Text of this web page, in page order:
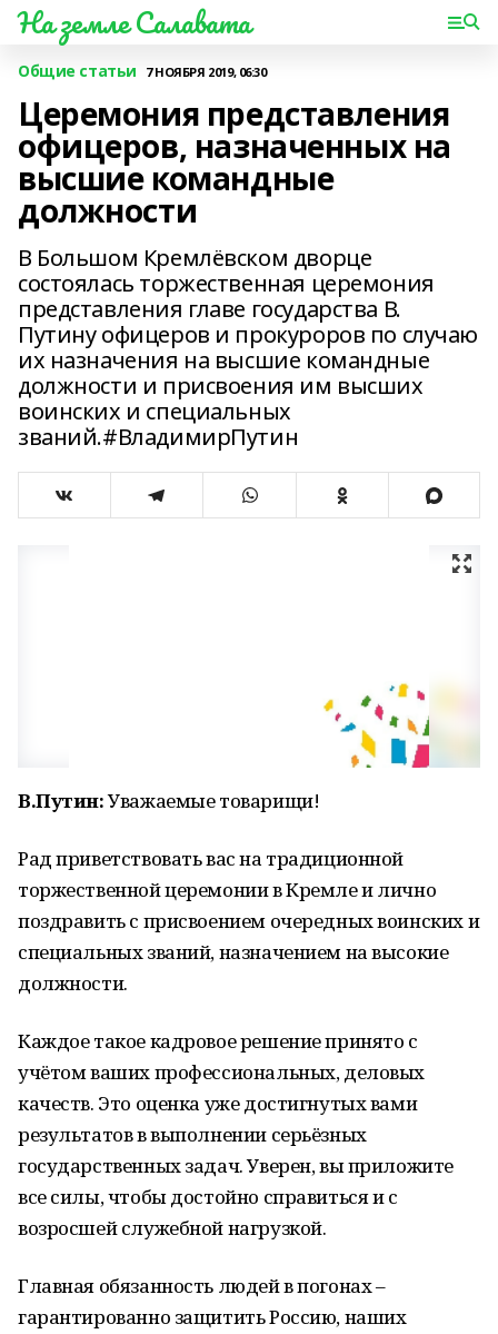
На земле Салавата
Общие статьи 7 НОЯБРЯ 2019, 06:30
Церемония представления
офицеров, назначенных на
высшие командные
должности
В Большом Кремлёвском дворце
состоялась торжественная церемония
представления главе государства В.
Путину офицеров и прокуроров по случаю
их назначения на высшие командные
должности и присвоения им высших
воинских и специальных
званий.#ВладимирПутин
В.Путин:Уважаемые товарищи!
Рад приветствовать вас на традиционной
торжественной церемонии в Кремле и лично
поздравить с присвоением очередных воинских и
специальных званий, назначением на высокие
должности.
Каждое такое кадровое решение принято с
учётом ваших профессиональных, деловых
качеств. Это оценка уже достигнутых вами
результатов в выполнении серьёзных
государственных задач. Уверен, вы приложите
все силы, чтобы достойно справиться и с
возросшей служебной нагрузкой.
Главная обязанность людей в погонах –
гарантированно защитить Россию, наших